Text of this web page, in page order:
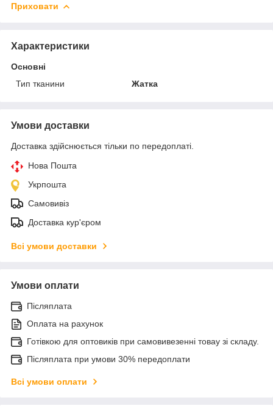
Приховати
Характеристики
Основні
Тип тканини
Жатка
Умови доставки
Доставка здійснюється тільки по передоплаті.
Нова Пошта
Укрпошта
Самовивіз
Доставка кур'єром
Всі умови доставки
Умови оплати
Післяплата
Оплата на рахунок
Готівкою для оптовиків при самовивезенні товау зі складу.
Післяплата при умови 30% передоплати
Всі умови оплати